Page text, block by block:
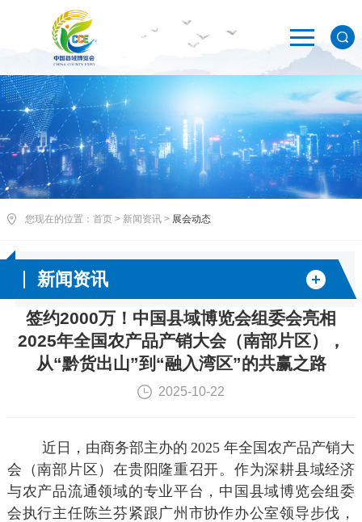
您现在的位置： 首页> 新闻资讯> 展会动态
新闻资讯
签约2000万！中国县域博览会组委会亮相
2025年全国农产品产销大会（南部片区），
从“黔货出山”到“融入湾区”的共赢之路
2025-10-22
近日，由商务部主办的 2025 年全国农产品产销大
会（南部片区）在贵阳隆重召开。作为深耕县域经济
与农产品流通领域的专业平台，中国县域博览会组委
会执行主任陈兰芬紧跟广州市协作办公室领导步伐，